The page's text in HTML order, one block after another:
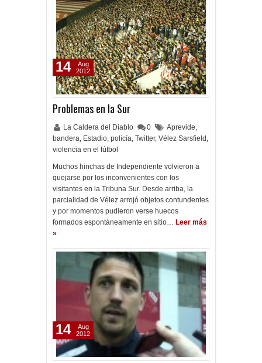
Problemas en la Sur
La Caldera del Diablo 0 Aprevide,
bandera, Estadio, policía, Twitter, Vélez Sarsfield ,
violencia en el fútbol
Muchos hinchas de Independiente volvieron a
quejarse por los inconvenientes con los
visitantes en la Tribuna Sur. Desde arriba, la
parcialidad de Vélez arrojó objetos contundentes
y por momentos pudieron verse huecos
formados espontáneamente en sitio… Leer más
»
14
Aug
2012
14
Aug
2012